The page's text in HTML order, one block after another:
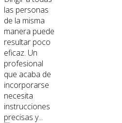
las personas
de la misma
manera puede
resultar poco
eficaz. Un
profesional
que acaba de
incorporarse
necesita
instrucciones
precisas y...